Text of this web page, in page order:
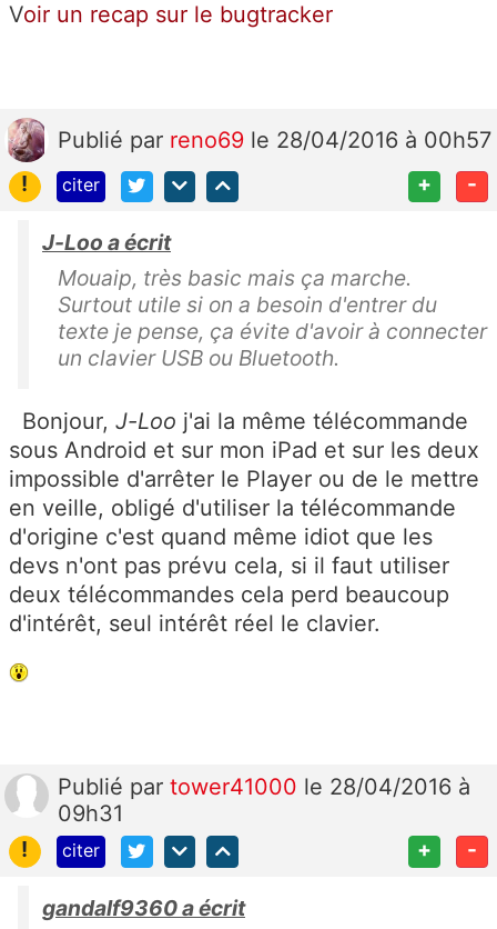
Voir un recap sur le bugtracker
Publié par reno69 le 28/04/2016 à 00h57
!
citer + -
J-Loo a écrit
Mouaip, très basic mais ça marche.
Surtout utile si on a besoin d'entrer du
texte je pense, ça évite d'avoir à connecter
un clavier USB ou Bluetooth.
Bonjour, J-Loo j'ai la même télécommande
sous Android et sur mon iPad et sur les deux
impossible d'arrêter le Player ou de le mettre
en veille, obligé d'utiliser la télécommande
d'origine c'est quand même idiot que les
devs n'ont pas prévu cela, si il faut utiliser
deux télécommandes cela perd beaucoup
d'intérêt, seul intérêt réel le clavier.
Publié par tower41000 le 28/04/2016 à
09h31
!
citer + -
gandalf9360 a écrit